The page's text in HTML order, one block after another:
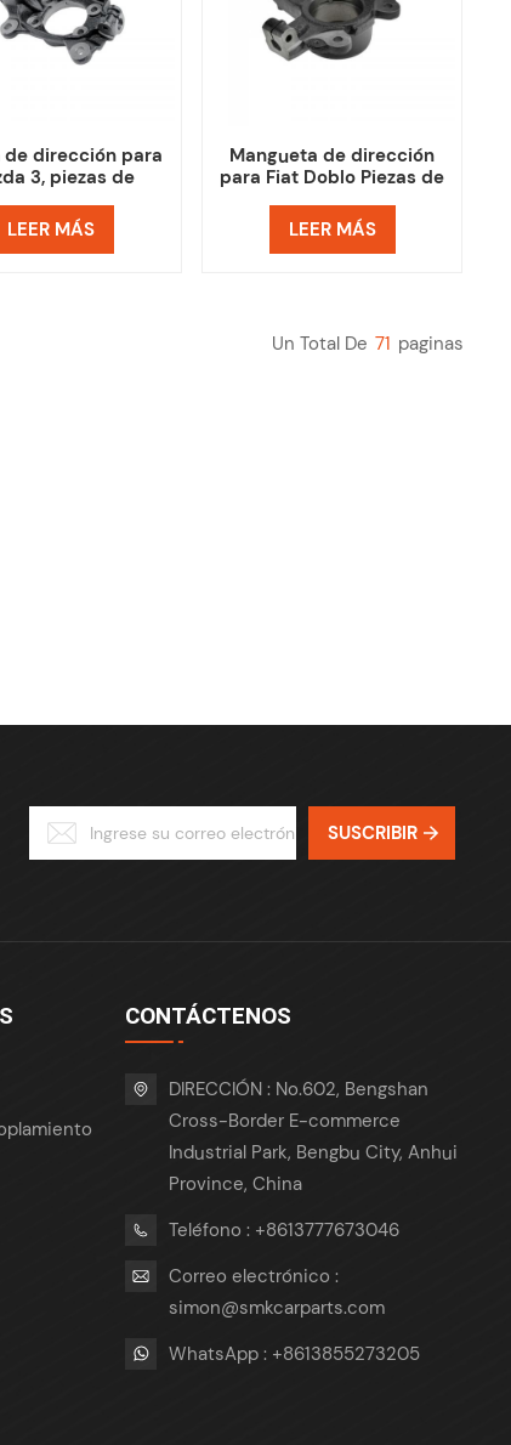
de dirección para
3, piezas de
LEER MÁS
Mangueta de dirección
para Fiat Doblo Piezas de
LEER MÁS
Un Total De 71 Paginas
SUSCRIBIR
CONTÁCTENOS
DIRECCIÓN : No.602, Bengshan
Cross-Border E-commerce
Industrial Park, Bengbu City, Anhui
Province, China
Teléfono : +8613777673046
Correo electrónico :
simon@smkcarparts.com
WhatsApp : +8613855273205